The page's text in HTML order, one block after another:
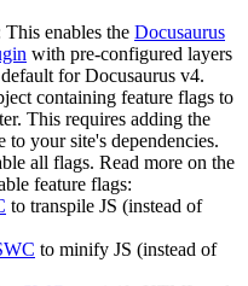
This enables the Docusaurus
with pre-configured layers
for Docusaurus v4.
containing feature flags to
This requires adding the
to your site's dependencies.
all flags. Read more on the
feature flags:
to transpile JS (instead of
to minify JS (instead of